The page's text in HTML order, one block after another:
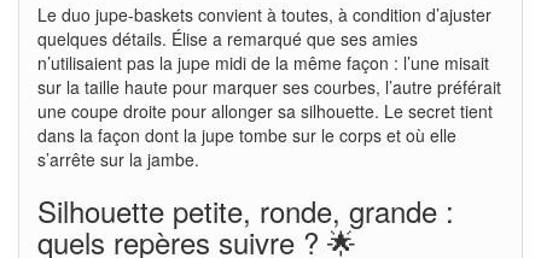
Le duo jupe-baskets convient à toutes, à condition d’ajuster
quelques détails. Élise a remarqué que ses amies
n’utilisaient pas la jupe midi de la même façon : l’une misait
sur la taille haute pour marquer ses courbes, l’autre préférait
une coupe droite pour allonger sa silhouette. Le secret tient
dans la façon dont la jupe tombe sur le corps et où elle
s’arrête sur la jambe.
Silhouette petite, ronde, grande :
quels repères suivre ? 🌟